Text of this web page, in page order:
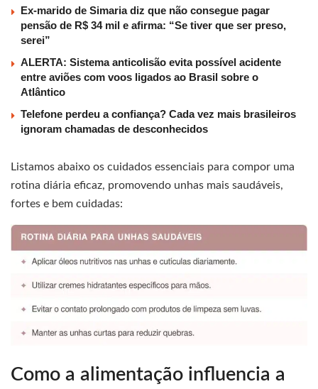
Ex-marido de Simaria diz que não consegue pagar
pensão de R$ 34 mil e afirma: “Se tiver que ser preso,
serei”
ALERTA: Sistema anticolisão evita possível acidente
entre aviões com voos ligados ao Brasil sobre o
Atlântico
Telefone perdeu a confiança? Cada vez mais brasileiros
ignoram chamadas de desconhecidos
Listamos abaixo os cuidados essenciais para compor uma
rotina diária eficaz, promovendo unhas mais saudáveis,
fortes e bem cuidadas:
Como a alimentação influencia a